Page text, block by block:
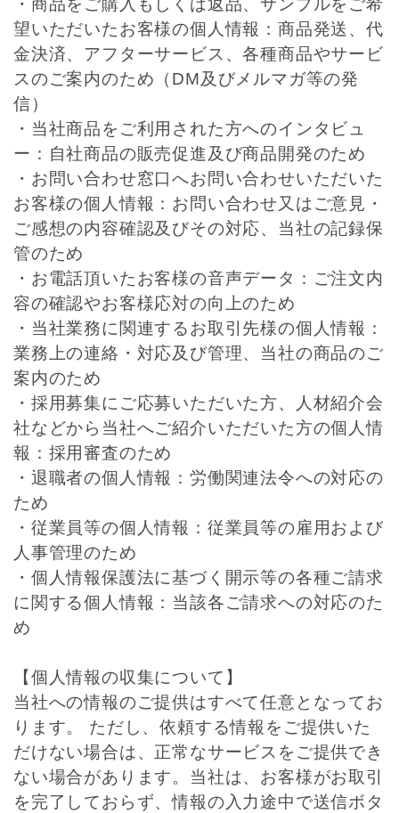
・商品をご購入もしくは返品、サンプルをご希
望いただいたお客様の個人情報：商品発送、代
金決済、アフターサービス、各種商品やサービ
スのご案内のため（DM及びメルマガ等の発
信）
・当社商品をご利用された方へのインタビュ
ー：自社商品の販売促進及び商品開発のため
・お問い合わせ窓口へお問い合わせいただいた
お客様の個人情報：お問い合わせ又はご意見・
ご感想の内容確認及びその対応、当社の記録保
管のため
・お電話頂いたお客様の音声データ：ご注文内
容の確認やお客様応対の向上のため
・当社業務に関連するお取引先様の個人情報：
業務上の連絡・対応及び管理、当社の商品のご
案内のため
・採用募集にご応募いただいた方、人材紹介会
社などから当社へご紹介いただいた方の個人情
報：採用審査のため
・退職者の個人情報：労働関連法令への対応の
ため
・従業員等の個人情報：従業員等の雇用および
人事管理のため
・個人情報保護法に基づく開示等の各種ご請求
に関する個人情報：当該各ご請求への対応のた
め
【個人情報の収集について】
当社への情報のご提供はすべて任意となってお
ります。 ただし、依頼する情報をご提供いた
だけない場合は、正常なサービスをご提供でき
ない場合があります。当社は、お客様がお取引
を完了しておらず、情報の入力途中で送信ボタ